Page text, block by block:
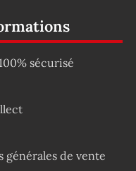
sécurisé
générales de vente